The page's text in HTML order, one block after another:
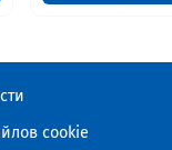
cookie